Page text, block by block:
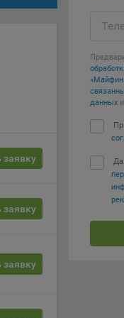
заявку
заявку
заявку
данных и